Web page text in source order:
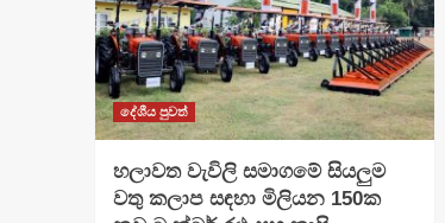
දේශීය පුවත්
හලාවත වැවිලි සමාගමේ සියලුම
වතු කලාප සඳහා මිලියන 150ක